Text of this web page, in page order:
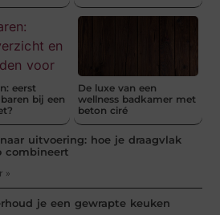
eerst
bij een
De luxe van een
wellness badkamer met
beton ciré
uitvoering: hoe je draagvlak
combineert
»
je een gewrapte keuken